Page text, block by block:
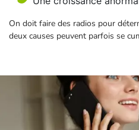
On doit faire des radios pour
deux causes peuvent parfois se